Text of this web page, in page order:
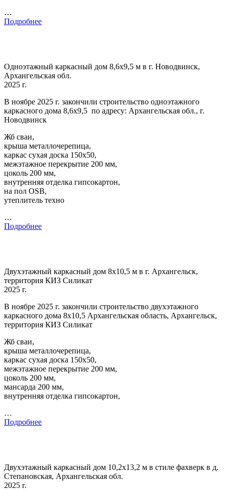
…
Подробнее
Одноэтажный каркасный дом 8,6х9,5 м в г. Новодвинск,
Архангельская обл.
2025 г.
В ноябре 2025 г. закончили строительство одноэтажного
каркасного дома 8,6х9,5 по адресу: Архангельская обл., г.
Новодвинск
Жб сваи,
крыша металлочерепица,
каркас сухая доска 150х50,
межэтажное перекрытие 200 мм,
цоколь 200 мм,
внутренняя отделка гипсокартон,
на пол OSB,
утеплитель техно
…
Подробнее
Двухэтажный каркасный дом 8х10,5 м в г. Архангельск,
территория КИЗ Силикат
2025 г.
В ноябре 2025 г. закончили строительство двухэтажного
каркасного дома 8х10,5 Архангельская область, Архангельск,
территория КИЗ Силикат
Жб сваи,
крыша металлочерепица,
каркас сухая доска 150х50,
межэтажное перекрытие 200 мм,
цоколь 200 мм,
мансарда 200 мм,
внутренняя отделка гипсокартон,
…
Подробнее
Двухэтажный каркасный дом 10,2х13,2 м в стиле фахверк в д.
Степановская, Архангельская обл.
2025 г.